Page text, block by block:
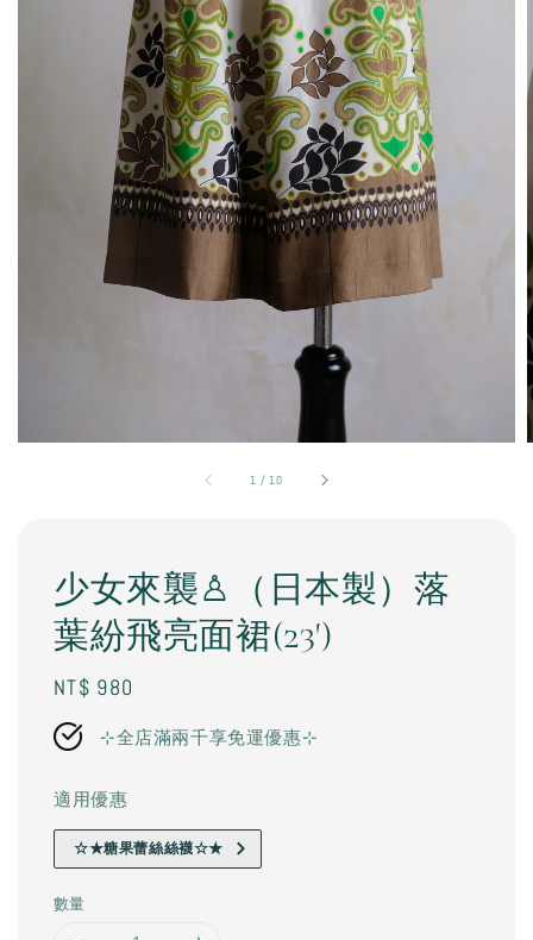
1 / 10
少女來襲♙（日本製）落
葉紛飛亮面裙(23')
Regular
price
NT$ 980
⊹全店滿兩千享免運優惠⊹
適用優惠
☆★糖果蕾絲絲襪☆★
數量